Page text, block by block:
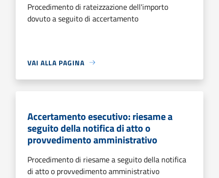
Procedimento di rateizzazione dell'importo
dovuto a seguito di accertamento
VAI ALLA PAGINA
Accertamento esecutivo: riesame a
seguito della notifica di atto o
provvedimento amministrativo
Procedimento di riesame a seguito della notifica
di atto o provvedimento amministrativo